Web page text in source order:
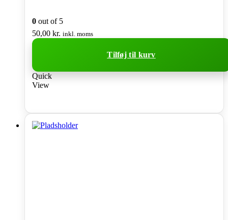
0 out of 5
50,00 kr. inkl. moms
Tilføj til kurv
Quick
View